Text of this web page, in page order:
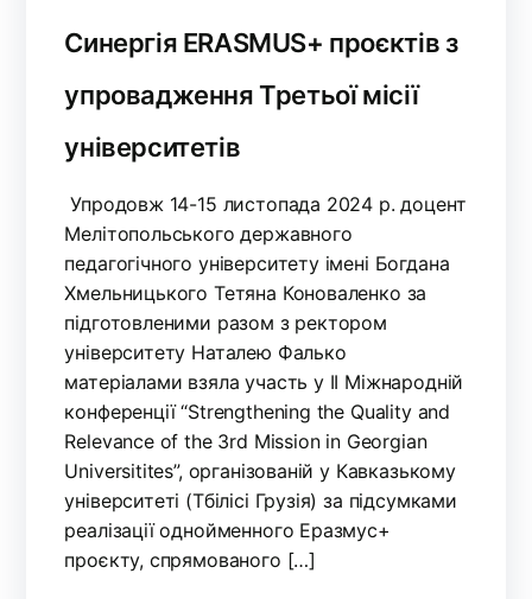
Синергія ERASMUS+ проєктів з
упровадження Третьої місії
університетів
Упродовж 14-15 листопада 2024 р. доцент
Мелітопольського державного
педагогічного університету імені Богдана
Хмельницького Тетяна Коноваленко за
підготовленими разом з ректором
університету Наталею Фалько
матеріалами взяла участь у ІІ Міжнародній
конференції “Strengthening the Quality and
Relevance of the 3rd Mission in Georgian
Universitites”, організованій у Кавказькому
університеті (Тбілісі Грузія) за підсумками
реалізації однойменного Еразмус+
проєкту, спрямованого […]